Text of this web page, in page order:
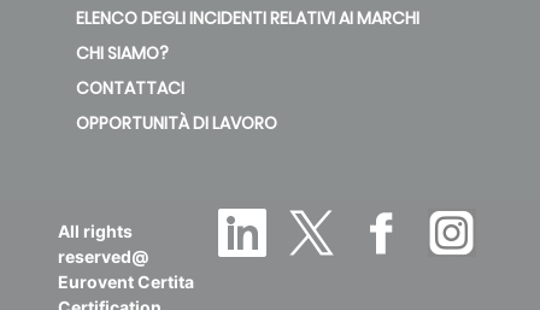
ELENCO DEGLI INCIDENTI RELATIVI AI MARCHI
CHI SIAMO?
CONTATTACI
OPPORTUNITÀ DI LAVORO
All rights
reserved@
Eurovent Certita